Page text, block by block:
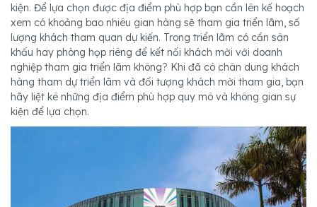
kiện. Để lựa chọn được địa điểm phù hợp bạn cần lên kế hoạch
xem có khoảng bao nhiêu gian hàng sẽ tham gia triển lãm, số
lượng khách tham quan dự kiến. Trong triển lãm có cần sân
khấu hay phòng họp riêng để kết nối khách mời với doanh
nghiệp tham gia triển lãm không? Khi đã có chân dung khách
hàng tham dự triển lãm và đối tượng khách mời tham gia, bạn
hãy liệt kê những địa điểm phù hợp quy mô và không gian sự
kiện để lựa chọn.